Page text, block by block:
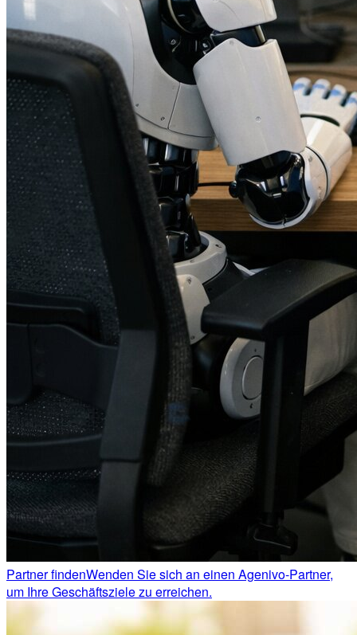
Partner findenWenden Sie sich an einen Agenivo-Partner,
um Ihre Geschäftsziele zu erreichen.